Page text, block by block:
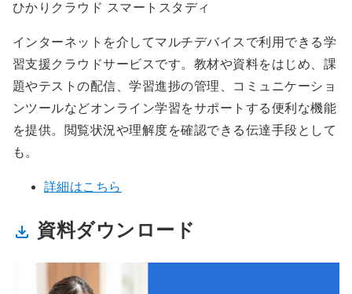
ひかりクラウド スマートスタディ
インターネットを介してマルチデバイスで利用できる学
習支援クラウドサービスです。教材や資料をはじめ、課
題やテストの配信、学習進捗の管理、コミュニケーショ
ンツールなどオンライン学習をサポートする便利な機能
を提供。閲覧状況や理解度を確認できる伝達手段として
も。
詳細はこちら
資料ダウンロード